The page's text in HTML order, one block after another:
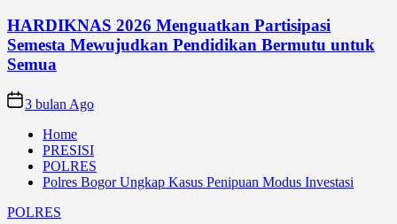
HARDIKNAS 2026 Menguatkan Partisipasi
Semesta Mewujudkan Pendidikan Bermutu untuk
Semua
3 bulan Ago
Home
PRESISI
POLRES
Polres Bogor Ungkap Kasus Penipuan Modus Investasi
POLRES